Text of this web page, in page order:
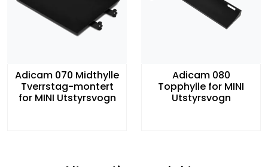
Adicam 070 Midthylle
Tverrstag-montert
for MINI Utstyrsvogn
Adicam 080
Topphylle for MINI
Utstyrsvogn